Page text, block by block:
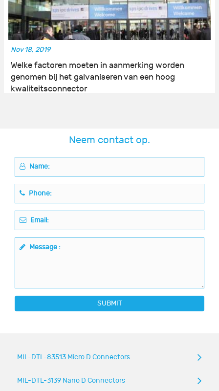
Nov 18, 2019
Welke factoren moeten in aanmerking worden
genomen bij het galvaniseren van een hoog
kwaliteitsconnector
Neem contact op.
Name:
Phone:
Email:
Message :
SUBMIT
MIL-DTL-83513 Micro D Connectors
MIL-DTL-3139 Nano D Connectors